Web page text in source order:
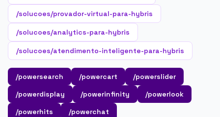
/solucoes/provador-virtual-para-hybris
/solucoes/analytics-para-hybris
/solucoes/atendimento-inteligente-para-hybris
/powersearch /powercart
/powerslider
/powerdisplay
/powerinfinity
/powerlook
/powerhits
/powerchat